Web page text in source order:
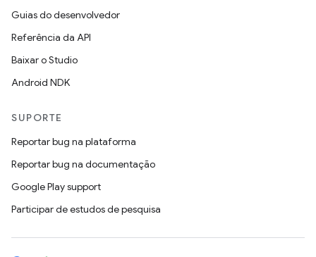
Guias do desenvolvedor
Referência da API
Baixar o Studio
Android NDK
SUPORTE
Reportar bug na plataforma
Reportar bug na documentação
Google Play support
Participar de estudos de pesquisa